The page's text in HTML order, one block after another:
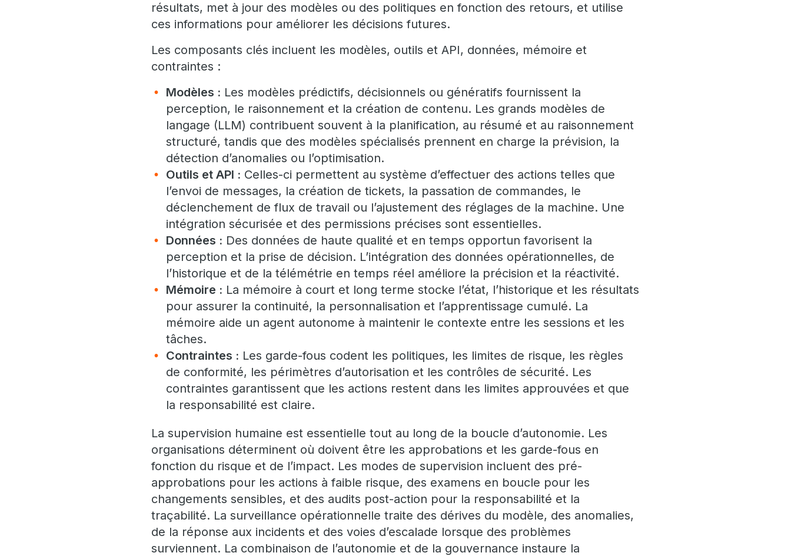
résultats, met à jour des modèles ou des politiques en fonction des retours, et utilise
ces informations pour améliorer les décisions futures.
Les composants clés incluent les modèles, outils et API, données, mémoire et
contraintes :
Modèles : Les modèles prédictifs, décisionnels ou génératifs fournissent la
perception, le raisonnement et la création de contenu. Les grands modèles de
langage (LLM) contribuent souvent à la planification, au résumé et au raisonnement
structuré, tandis que des modèles spécialisés prennent en charge la prévision, la
détection d’anomalies ou l’optimisation.
Outils et API : Celles-ci permettent au système d’effectuer des actions telles que
l’envoi de messages, la création de tickets, la passation de commandes, le
déclenchement de flux de travail ou l’ajustement des réglages de la machine. Une
intégration sécurisée et des permissions précises sont essentielles.
Données : Des données de haute qualité et en temps opportun favorisent la
perception et la prise de décision. L’intégration des données opérationnelles, de
l’historique et de la télémétrie en temps réel améliore la précision et la réactivité.
Mémoire : La mémoire à court et long terme stocke l’état, l’historique et les résultats
pour assurer la continuité, la personnalisation et l’apprentissage cumulé. La
mémoire aide un agent autonome à maintenir le contexte entre les sessions et les
tâches.
Contraintes : Les garde-fous codent les politiques, les limites de risque, les règles
de conformité, les périmètres d’autorisation et les contrôles de sécurité. Les
contraintes garantissent que les actions restent dans les limites approuvées et que
la responsabilité est claire.
La supervision humaine est essentielle tout au long de la boucle d’autonomie. Les
organisations déterminent où doivent être les approbations et les garde-fous en
fonction du risque et de l’impact. Les modes de supervision incluent des pré-
approbations pour les actions à faible risque, des examens en boucle pour les
changements sensibles, et des audits post-action pour la responsabilité et la
traçabilité. La surveillance opérationnelle traite des dérives du modèle, des anomalies,
de la réponse aux incidents et des voies d’escalade lorsque des problèmes
surviennent. La combinaison de l’autonomie et de la gouvernance instaure la